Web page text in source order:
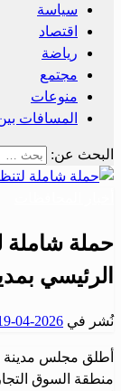
سياسة
اقتصاد
رياضة
مجتمع
منوعات
المسافات
البحث عن:
حملة شاملة
الرئيسي
نُشر في 2026-04-19
أطلق مجلس مدينة
منطقة السوق